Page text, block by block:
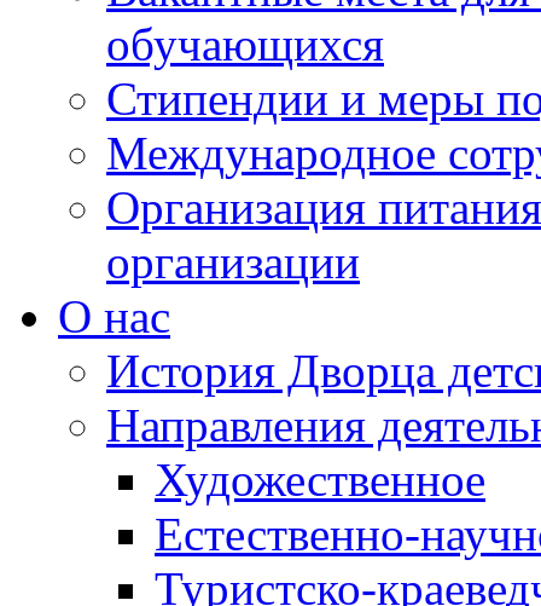
обучающихся
Стипендии и меры
Международное
Организация
организации
О нас
История Дворца
Направления
Художественное
Естественно-
Туристско-